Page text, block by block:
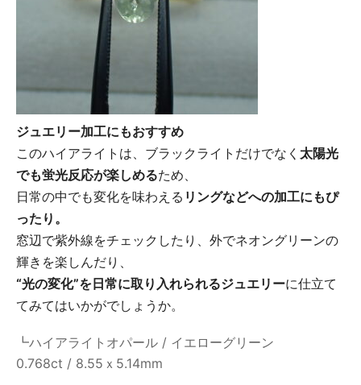
ジュエリー加工にもおすすめ
このハイアライトは、ブラックライトだけでなく 太陽光
でも蛍光反応が楽しめるため、
日常の中でも変化を味わえる リングなどへの加工にもぴ
ったり。
窓辺で紫外線をチェックしたり、外でネオングリーンの
輝きを楽しんだり、
“光の変化”を日常に取り入れられるジュエリーに仕立て
てみてはいかがでしょうか。
┗ハイアライトオパール / イエローグリーン
0.768ct / 8.55ｘ5.14mm